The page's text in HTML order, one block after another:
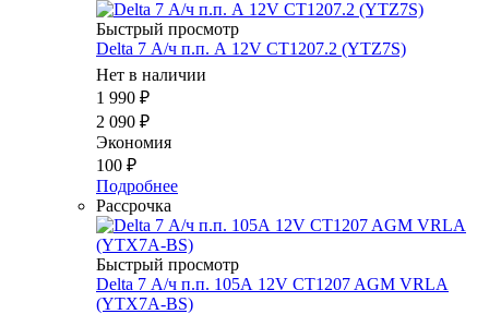
Быстрый просмотр
Delta 7 А/ч п.п. А 12V CT1207.2 (YTZ7S)
Нет в наличии
1 990 ₽
2 090 ₽
Экономия
100 ₽
Подробнее
Рассрочка
Быстрый просмотр
Delta 7 А/ч п.п. 105А 12V CT1207 AGM VRLA
(YTX7A-BS)